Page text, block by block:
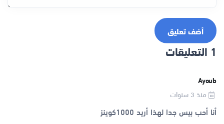
أضف تعليق
1 التعليقات
Ayoub
منذ 3 سنوات
أنا أحب بيس جدا لهذا أريد 1000كوينز